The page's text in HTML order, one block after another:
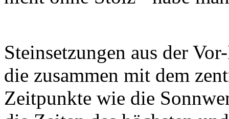
die zusammen mit dem
Zeitpunkte wie die
die Zeiten des höchsten
markieren. Bis zu 40